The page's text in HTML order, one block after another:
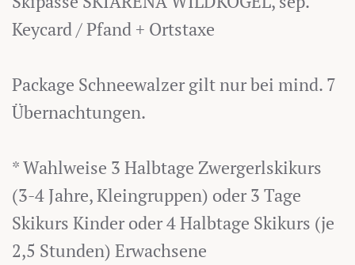
Keycard / Pfand + Ortstaxe
Package Schneewalzer gilt nur bei mind. 7
Übernachtungen.
* Wahlweise 3 Halbtage Zwergerlskikurs
(3-4 Jahre, Kleingruppen) oder 3 Tage
Skikurs Kinder oder 4 Halbtage Skikurs (je
2,5 Stunden) Erwachsene